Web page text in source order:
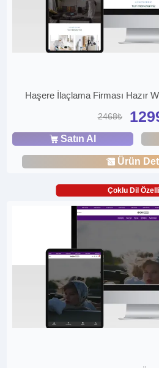
Haşere İlaçlama Firması Hazır
2468₺
Satın Al
Ürün
Çoklu Dil